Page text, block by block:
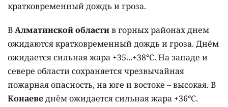
кратковременный дождь и гроза.
ВАлматинской областив горных районах днем
ожидаются кратковременный дождь и гроза. Днём
ожидается сильная жара +35...+38°C. На западе и
севере области сохраняется чрезвычайная
пожарная опасность, на юге и востоке – высокая. В
Конаеведнём ожидается сильная жара +36°C.